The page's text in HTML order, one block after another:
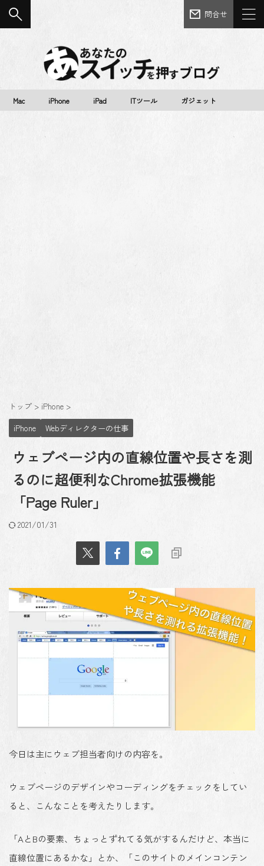
問合せ
Mac iPhone iPad ITツール ガジェット
トップ > iPhone >
iPhone
Webディレクターの仕事
ウェブページ内の直線位置や長さを測
るのに超便利なChrome拡張機能
「Page Ruler」
2021/01/31
今日は主にウェブ担当者向けの内容を。
ウェブページのデザインやコーディングをチェックをしてい
ると、こんなことを考えたりします。
「AとBの要素、ちょっとずれてる気がするんだけど、本当に
直線位置にあるかな」とか、「このサイトのメインコンテン